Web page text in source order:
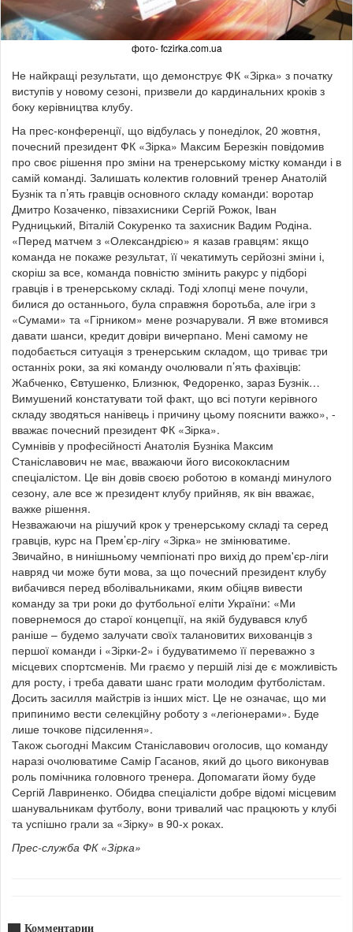
фото- fczirka.com.ua
Не найкращі результати, що демонструє ФК «Зірка» з початку
виступів у новому сезоні, призвели до кардинальних кроків з
боку керівництва клубу.
На прес-конференції, що відбулась у понеділок, 20 жовтня,
почесний президент ФК «Зірка» Максим Березкін повідомив
про своє рішення про зміни на тренерському містку команди і в
самій команді. Залишать колектив головний тренер Анатолій
Бузнік та п’ять гравців основного складу команди: воротар
Дмитро Козаченко, півзахисники Сергій Рожок, Іван
Рудницький, Віталій Сокуренко та захисник Вадим Родіна.
«Перед матчем з «Олександрією» я казав гравцям: якщо
команда не покаже результат, її чекатимуть серйозні зміни і,
скоріш за все, команда повністю змінить ракурс у підборі
гравців і в тренерському складі. Тоді хлопці мене почули,
билися до останнього, була справжня боротьба, але ігри з
«Сумами» та «Гірником» мене розчарували. Я вже втомився
давати шанси, кредит довіри вичерпано. Мені самому не
подобається ситуація з тренерським складом, що триває три
останніх роки, за які команду очолювали п’ять фахівців:
Жабченко, Євтушенко, Близнюк, Федоренко, зараз Бузнік…
Вимушений констатувати той факт, що всі потуги керівного
складу зводяться нанівець і причину цьому пояснити важко», -
вважає почесний президент ФК «Зірка».
Сумнівів у професійності Анатолія Бузніка Максим
Станіславович не має, вважаючи його висококласним
спеціалістом. Це він довів своєю роботою в команді минулого
сезону, але все ж президент клубу прийняв, як він вважає,
важке рішення.
Незважаючи на рішучий крок у тренерському складі та серед
гравців, курс на Прем’єр-лігу «Зірка» не змінюватиме.
Звичайно, в нинішньому чемпіонаті про вихід до прем'єр-ліги
навряд чи може бути мова, за що почесний президент клубу
вибачився перед вболівальниками, яким обіцяв вивести
команду за три роки до футбольної еліти України: «Ми
повернемося до старої концепції, на якій будувався клуб
раніше – будемо залучати своїх талановитих вихованців з
першої команди і «Зірки-2» і будуватимемо її переважно з
місцевих спортсменів. Ми граємо у першій лізі де є можливість
для росту, і треба давати шанс грати молодим футболістам.
Досить засилля майстрів із інших міст. Це не означає, що ми
припинимо вести селекційну роботу з «легіонерами». Буде
лише точкове підсилення».
Також сьогодні Максим Станіславович оголосив, що команду
наразі очолюватиме Самір Гасанов, який до цього виконував
роль помічника головного тренера. Допомагати йому буде
Сергій Лавриненко. Обидва спеціалісти добре відомі місцевим
шанувальникам футболу, вони тривалий час працюють у клубі
та успішно грали за «Зірку» в 90-х роках.
Прес-служба ФК «Зірка»
Комментарии